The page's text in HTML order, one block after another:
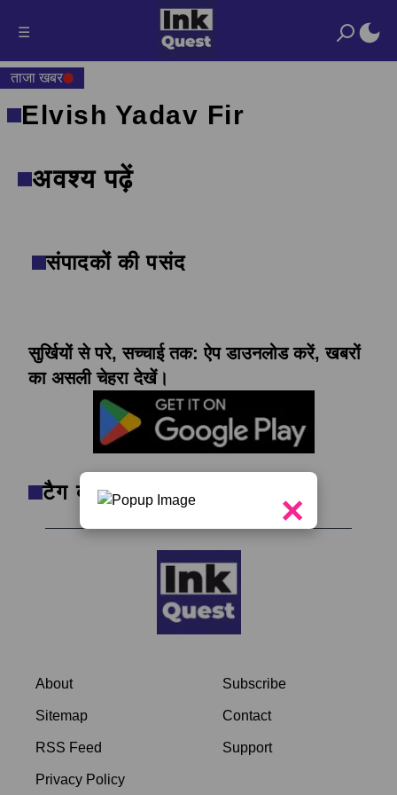
☰
ताजा खबर
×
Elvish Yadav Fir
अवश्य पढ़ें
संपादकों की पसंद
सुर्खियों से परे, सच्चाई तक: ऐप डाउनलोड करें, खबरों
का असली चेहरा देखें।
टैग क्लाउड
About
Sitemap
RSS Feed
Privacy Policy
Subscribe
Contact
Support